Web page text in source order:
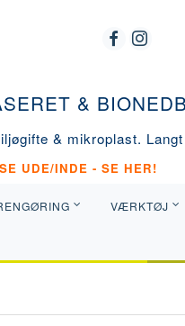
&
& mikroplast.
UDE/INDE - SE HER!
VÆRKTØJ